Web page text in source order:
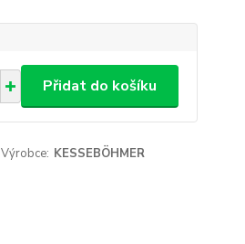
Přidat do košíku
Výrobce: KESSEBÖHMER